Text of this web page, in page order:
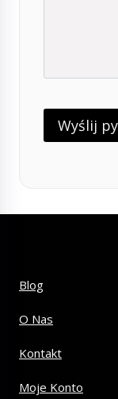
Blog
O Nas
Kontakt
Moje Konto